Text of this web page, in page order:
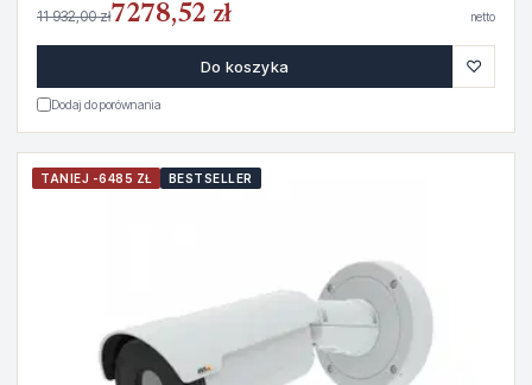
11 932,00 zł7278,52 zł netto
Do koszyka ♡
Dodaj do porównania
TANIEJ -6485 ZŁ BESTSELLER